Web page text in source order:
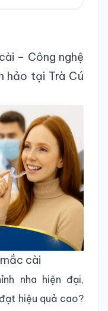
– Công nghệ
hảo tại Trà Cú
cài
nha hiện đại,
hiệu quả cao?